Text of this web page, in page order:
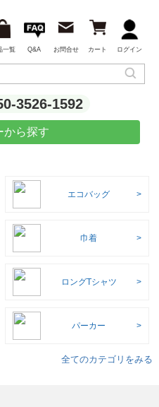
一覧 Q&A お問合せ カート ログイン
3526-1592
から探す
エコバッグ
巾着
ロングTシャツ
パーカー
全てのカテゴリをみる